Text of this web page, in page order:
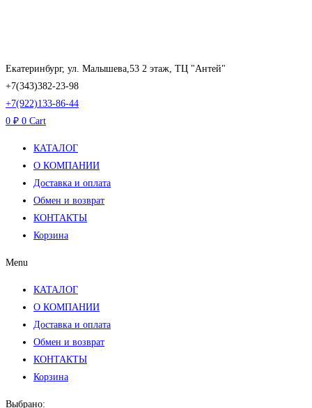
Екатеринбург, ул. Малышева,53 2 этаж, ТЦ "Антей"
+7(343)382-23-98
+7(922)133-86-44
0 ₽ 0 Cart
КАТАЛОГ
О КОМПАНИИ
Доставка и оплата
Обмен и возврат
КОНТАКТЫ
Корзина
Menu
КАТАЛОГ
О КОМПАНИИ
Доставка и оплата
Обмен и возврат
КОНТАКТЫ
Корзина
Выбрано: